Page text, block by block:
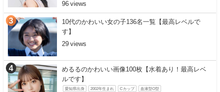
96
10代のかわいい女の子136名一覧【最高レベルで
す】
29
めるるのかわいい画像100枚【水着あり！最高レベ
ルです】
愛知県出身 2002年生まれ Cカップ 血液型O型